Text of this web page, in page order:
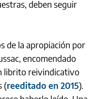
deben seguir
de la apropiación por
encomendado
librito reivindicativo
(reeditado en 2015).